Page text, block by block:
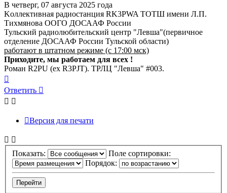
В четверг, 07 августа 2025 года
Kоллективная радиостанция RK3PWA ТОТШ имени Л.П.
Тихмянова ООГО ДОСААФ России
Тульский радиолюбительский центр "Левша"(первичное
отделение ДОСААФ России Тульской области)
работают в штатном режиме (с 17:00 мск)
Приходите, мы работаем для всех !
Роман R2PU (ex R3PJT). ТРЛЦ "Левша" #003.
к
началу
Ответить
Версия для печати
Показать:
Поле сортировки:
Порядок: